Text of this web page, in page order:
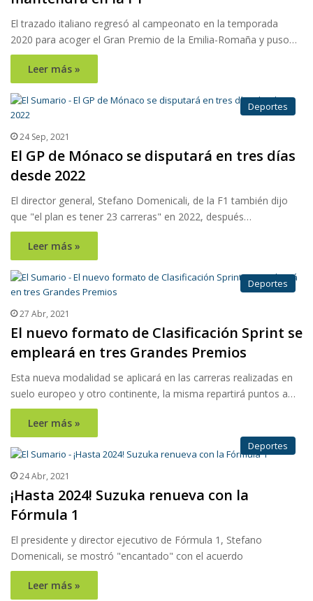
El trazado italiano regresó al campeonato en la temporada
2020 para acoger el Gran Premio de la Emilia-Romaña y puso…
Leer más »
Deportes
24 Sep, 2021
El GP de Mónaco se disputará en tres días
desde 2022
El director general, Stefano Domenicali, de la F1 también dijo
que "el plan es tener 23 carreras" en 2022, después…
Leer más »
Deportes
27 Abr, 2021
El nuevo formato de Clasificación Sprint se
empleará en tres Grandes Premios
Esta nueva modalidad se aplicará en las carreras realizadas en
suelo europeo y otro continente, la misma repartirá puntos a…
Leer más »
Deportes
24 Abr, 2021
¡Hasta 2024! Suzuka renueva con la
Fórmula 1
El presidente y director ejecutivo de Fórmula 1, Stefano
Domenicali, se mostró "encantado" con el acuerdo
Leer más »